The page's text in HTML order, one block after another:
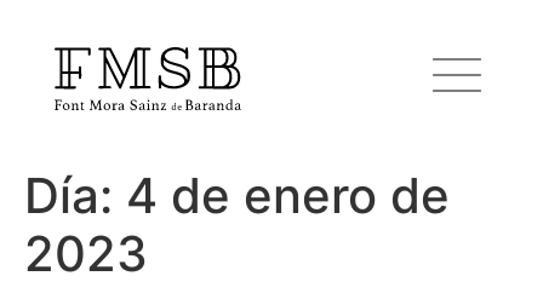
Inicio
Font Mora Sainz de Baranda
Día: 4 de enero de
2023